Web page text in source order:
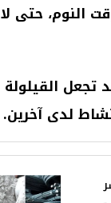
النوم، حتى
تجعل
لدى